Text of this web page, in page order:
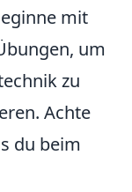
mit
um
zu
Achte
du beim